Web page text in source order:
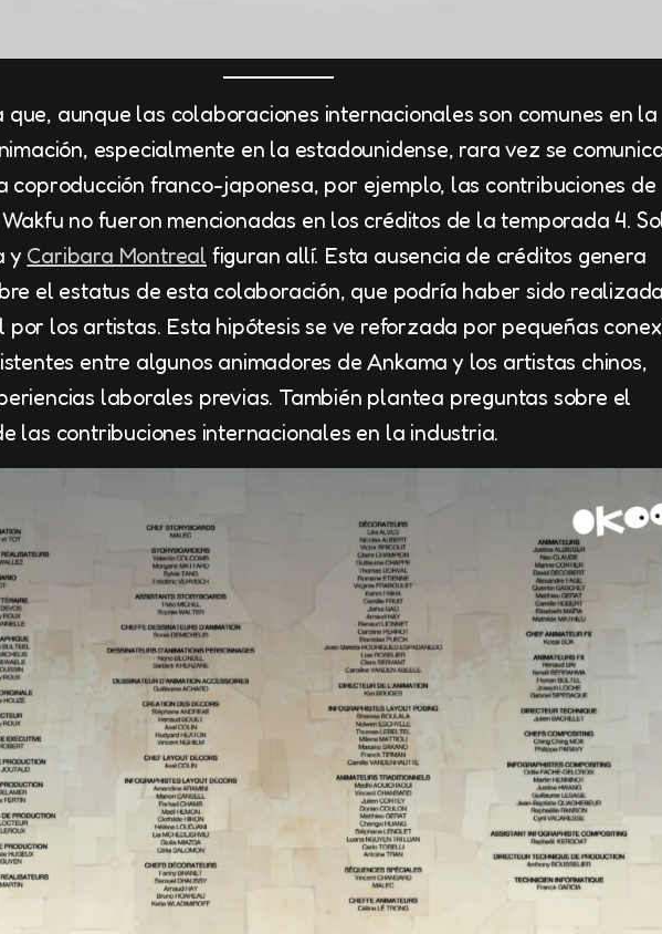
que, aunque las colaboraciones internacionales son comunes en la
especialmente en la estadounidense, rara vez se
coproducción franco-japonesa, por ejemplo, las contribuciones de
no fueron mencionadas en los créditos de la temporada 4.
y Caribara Montreal figuran allí. Esta ausencia de créditos genera
el estatus de esta colaboración, que podría haber sido
por los artistas. Esta hipótesis se ve reforzada por pequeñas
entre algunos animadores de Ankama y los artistas chinos,
laborales previas. También plantea preguntas sobre el
las contribuciones internacionales en la industria.